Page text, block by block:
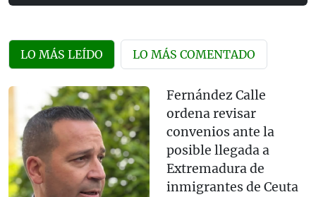
LO MÁS LEÍDO LO MÁS COMENTADO
Fernández Calle
ordena revisar
convenios ante la
posible llegada a
Extremadura de
inmigrantes de Ceuta